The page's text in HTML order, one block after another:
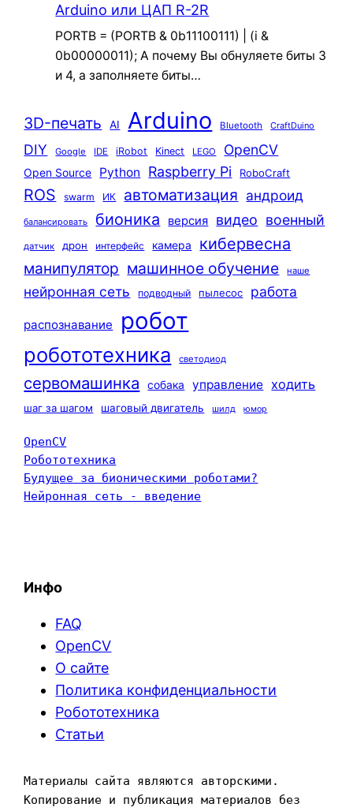
Arduino или ЦАП R-2R
PORTB = (PORTB & 0b11100111) | (i &
0b00000011); А почему Вы обнуляете биты 3
и 4, а заполняете биты…
3D-печать AI Arduino Bluetooth CraftDuino
DIY Google IDE iRobot Kinect LEGO OpenCV
Open Source Python Raspberry Pi RoboCraft
ROS swarm ИК автоматизация андроид
балансировать бионика версия видео военный
датчик дрон интерфейс камера кибервесна
манипулятор машинное обучение наше
нейронная сеть подводный пылесос работа
распознавание робот
робототехника светодиод
сервомашинка собака управление ходить
шаг за шагом шаговый двигатель шилд юмор
OpenCV
Робототехника
Будущее за бионическими роботами?
Нейронная сеть - введение
Инфо
FAQ
OpenCV
О сайте
Политика конфиденциальности
Робототехника
Статьи
Материалы сайта являются авторскими.
Копирование и публикация материалов без